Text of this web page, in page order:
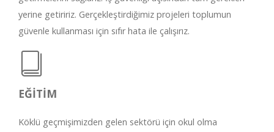
yerine getiririz. Gerçekleştirdiğimiz projeleri toplumun
güvenle kullanması için sıfır hata ile çalışırız.
EĞİTİM
Köklü geçmişimizden gelen sektörü için okul olma